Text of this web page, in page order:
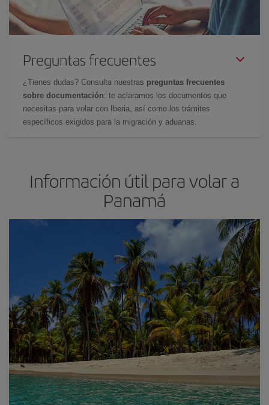
Preguntas frecuentes
¿Tienes dudas? Consulta nuestras preguntas frecuentes
sobre documentación: te aclaramos los documentos que
necesitas para volar con Iberia, así como los trámites
específicos exigidos para la migración y aduanas.
Información útil para volar a
Panam